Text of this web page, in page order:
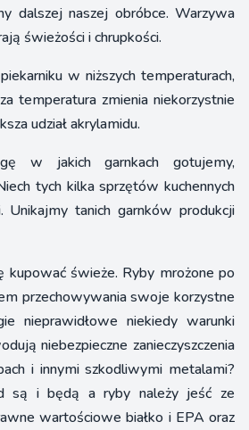
dalszej naszej obróbce. Warzywa
świeżości i chrupkości.
w niższych temperaturach,
temperatura zmienia niekorzystnie
udział akrylamidu.
w jakich garnkach gotujemy,
tych kilka sprzętów kuchennych
Unikajmy tanich garnków produkcji
kupować świeże. Ryby mrożone po
przechowywania swoje korzystne
nieprawidłowe niekiedy warunki
niebezpieczne zanieczyszczenia
i innymi szkodliwymi metalami?
są i będą a ryby należy jeść ze
wartościowe białko i EPA oraz